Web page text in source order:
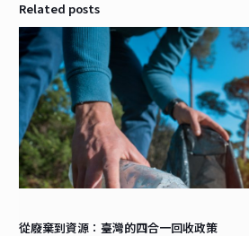
Related posts
從廢棄到資源：臺灣的四合一回收政策